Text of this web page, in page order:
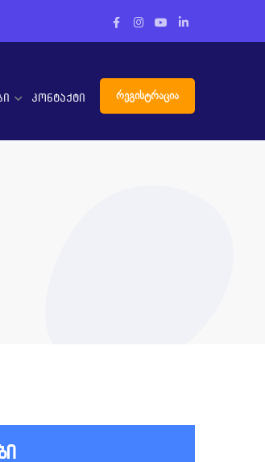
Facebook
პროფილი
Instagram
პროფილი
Youtube
პროფილი
LinkedIn
პროფილი
რეგისტრაცია
კონტაქტი